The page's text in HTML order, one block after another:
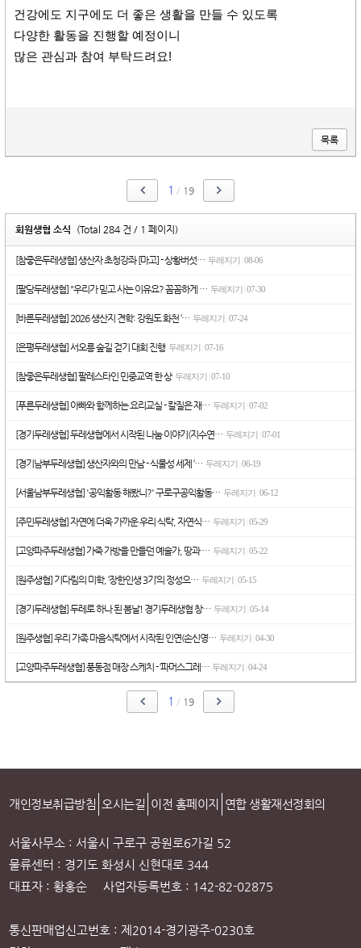
건강에도 지구에도 더 좋은 생활을 만들 수 있도록
다양한 활동을 진행할 예정이니
많은 관심과 참여 부탁드려요!
목록
1 / 19
회원생협 소식 (Total 284 건 / 1 페이지)
[참좋은두레생협] 생산자 초청강좌 [마고] - 상황버섯… 두레지기 08-06
[팔당두레생협] "우리가 믿고 사는 이유요? 꼼꼼하게 … 두레지기 07-30
[바른두레생협] 2026 생산지 견학: 강원도 화천 ‘… 두레지기 07-24
[은평두레생협] 서오릉 숲길 걷기 대회 진행 두레지기 07-16
[참좋은두레생협] 팔레스타인 민중교역 한 상 두레지기 07-10
[푸른두레생협] 아빠와 함께하는 요리교실 - 칼질은 재… 두레지기 07-02
[경기두레생협] 두레생협에서 시작된 나눔 이야기(지수연… 두레지기 07-01
[경기남부두레생협] 생산자와의 만남 - 식물성 세제 ‘… 두레지기 06-19
[서울남부두레생협] '공익활동 해봤니?' 구로구공익활동… 두레지기 06-12
[주민두레생협] 자연에 더욱 가까운 우리 식탁, 자연식… 두레지기 05-29
[고양파주두레생협] 가죽 가방을 만들던 예술가, 땅과 … 두레지기 05-22
[원주생협] 기다림의 미학, ‘장한인생 3기’의 정성으… 두레지기 05-15
[경기두레생협] 두레로 하나 된 봄날! 경기두레생협 창… 두레지기 05-14
[원주생협] 우리 가족 마음식탁에서 시작된 인연(손신영… 두레지기 04-30
[고양파주두레생협] 풍동점 매장 스케치 - ‘파머스그레… 두레지기 04-24
1 / 19
개인정보취급방침 오시는길 이전 홈페이지 연합 생활재선정회의
서울사무소 : 서울시 구로구 공원로6가길 52
물류센터 : 경기도 화성시 신현대로 344
대표자 : 황홍순 사업자등록번호 : 142-82-02875
통신판매업신고번호 : 제2014-경기광주-0230호